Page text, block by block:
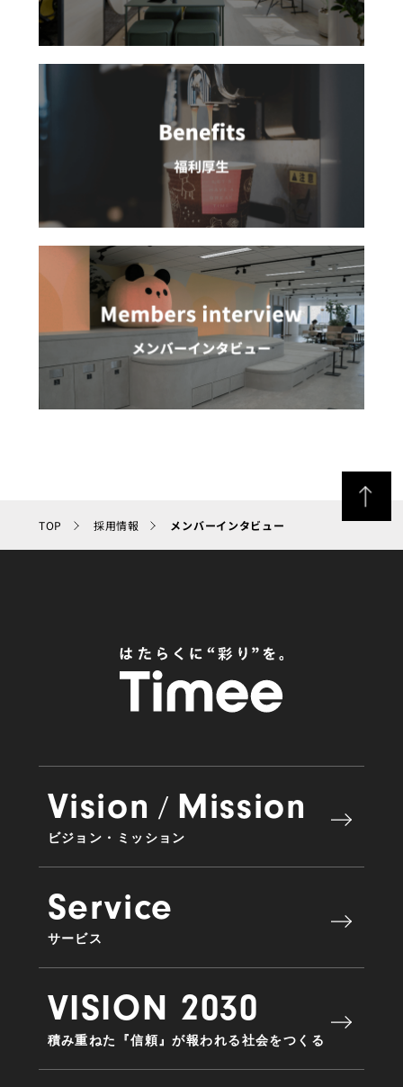
TOP 採用情報 メンバーインタビュー
Vision / Mission
ビジョン・ミッション
Service
サービス
VISION 2030
積み重ねた『信頼』が報われる社会をつくる